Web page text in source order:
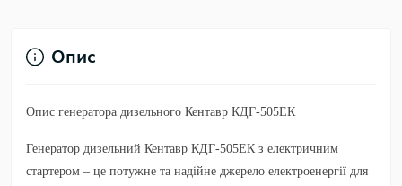
Опис
Опис генератора дизельного Кентавр КДГ-505ЕК
Генератор дизельний Кентавр КДГ-505ЕК з електричним
стартером – це потужне та надійне джерело електроенергії для